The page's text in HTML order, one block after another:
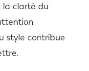
la clarté du
style contribue